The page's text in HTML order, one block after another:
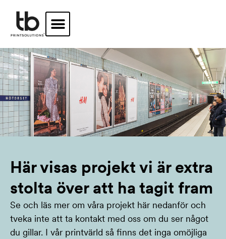
innehåll
Här visas projekt vi är extra
stolta över att ha tagit fram
Se och läs mer om våra projekt här nedanför och
tveka inte att ta kontakt med oss om du ser något
du gillar. I vår printvärld så finns det inga omöjliga